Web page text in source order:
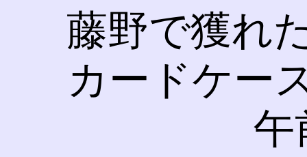
藤野で獲れ
カードケー
午